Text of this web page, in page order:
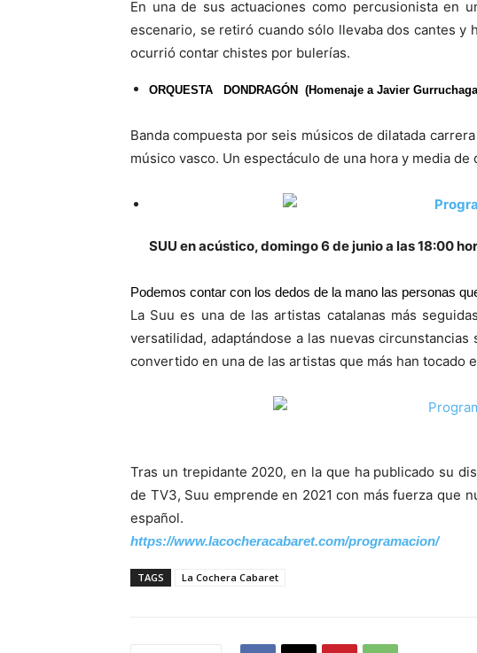
En una de sus actuaciones como percusionista en
escenario, se retiró cuando sólo llevaba dos cantes y
ocurrió contar chistes por bulerías.
ORQUESTA DONDRAGÓN (Homenaje a Javier
Banda compuesta por seis músicos de dilatada
músico vasco. Un espectáculo de una hora y media de
SUU en acústico, domingo 6 de junio a las 18:00
Podemos contar con los dedos de la mano las personas
La Suu es una de las artistas catalanas más
versatilidad, adaptándose a las nuevas
convertido en una de las artistas que más han tocado
Tras un trepidante 2020, en la que ha publicado su
de TV3, Suu emprende en 2021 con más fuerza que
español.
https://www.lacocheracabaret.com/programacion/
TAGS La Cochera Cabaret